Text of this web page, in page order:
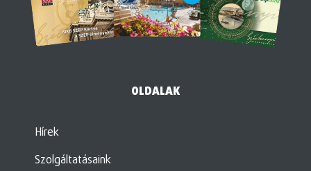
OLDALAK
Hírek
Szolgáltatásaink